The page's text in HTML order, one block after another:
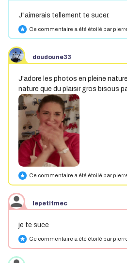
J"aimerais tellement te sucer.
star Ce commentaire a été étoilé par
doudoune33
J'adore les photos en pleine
nature que du plaisir gros bisous
star Ce commentaire a été étoilé par
lepetitmec
je te suce
star Ce commentaire a été étoilé par